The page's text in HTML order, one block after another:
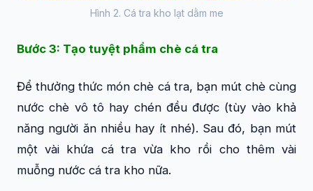
Hình 2. Cá tra kho lạt dằm me
Bước 3: Tạo tuyệt phẩm chè cá tra
Để thưởng thức món chè cá tra, bạn mút chè cùng
nước chè vô tô hay chén đều được (tùy vào khả
năng người ăn nhiều hay ít nhé). Sau đó, bạn mút
một vài khứa cá tra vừa kho rồi cho thêm vài
muỗng nước cá tra kho nữa.